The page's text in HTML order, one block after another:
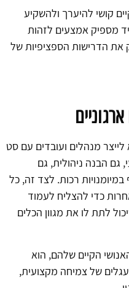
קושי להיערך ולהשקיע
מספיק אמצעים לזהות
את הדרישות הספציפיות של
לייצר מנהלים ועובדים עם סט
גם הבנה ניהולית, גם
במיומנויות רכות. לצד זה, כל
כדי להצליח לעמוד
לתת לו את מגוון הכלים
הקיים שלהם, הוא
של צמיחה מקצועית,